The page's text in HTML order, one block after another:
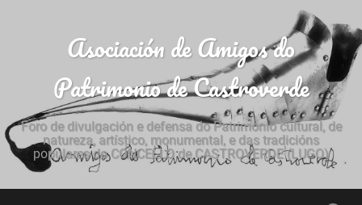
Asociación de Amigos do
Patrimonio de Castroverde
Foro de divulgación e defensa do Patrimonio cultural, de
natureza, artístico, monumental, e das tradicións
populares do CONCELLO de CASTROVERDE (LUGO)